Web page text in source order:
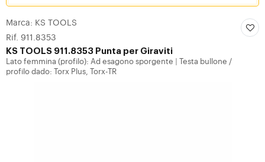
Marca: KS TOOLS
Rif. 911.8353
KS TOOLS 911.8353 Punta per Giraviti
Lato femmina (profilo): Ad esagono sporgente
Testa bullone /
profilo dado: Torx Plus, Torx-TR